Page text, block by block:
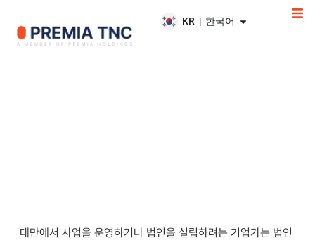
KR | 한국어
대만에서 사업을 운영하거나 법인을 설립하려는 기업가는 법인